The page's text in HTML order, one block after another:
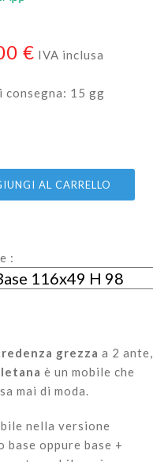
€ IVA inclusa
consegna: 15 gg
AL CARRELLO
:
grezza a 2 ante,
è un mobile che
mai di moda.
nella versione
base oppure base +